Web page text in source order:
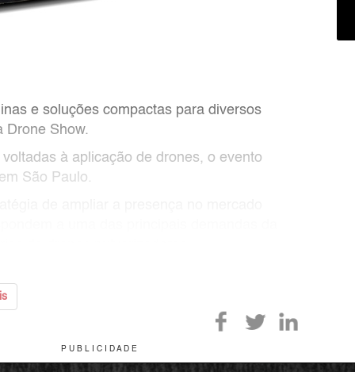
e soluções compactas para diversos
Drone Show.
à aplicação de drones, o evento
São Paulo.
P U B L I C I D A D E